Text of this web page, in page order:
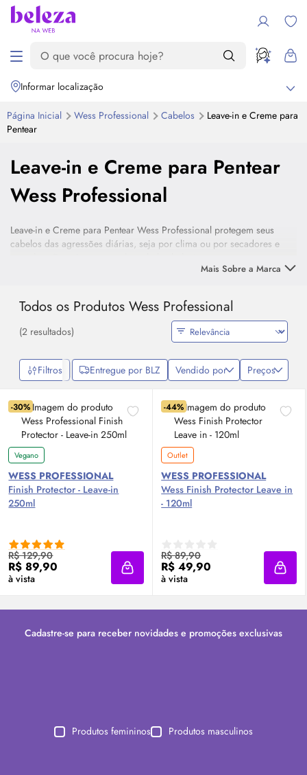
Informar localização
Página Inicial Wess Professional Cabelos
Leave-in e Creme para
Pentear
Leave-in e Creme para Pentear
Wess Professional
Leave-in e Creme para Pentear Wess Professional protegem seus
cabelos das agressões diárias, seja por clima ou por secadores e
Mais Sobre a Marca
Todos os Produtos Wess Professional
(2 resultados)
Filtros Entregue por BLZ Vendido por Preços
-30%
Vegano
WESS PROFESSIONAL
Finish Protector - Leave-in
250ml
R$ 129,90
R$ 89,90
à vista Adicionar à sacola
-44%
Outlet
WESS PROFESSIONAL
Wess Finish Protector Leave in
- 120ml
R$ 89,90
R$ 49,90
à vista
Cadastre-se para receber novidades e promoções exclusivas
Produtos femininos Produtos masculinos